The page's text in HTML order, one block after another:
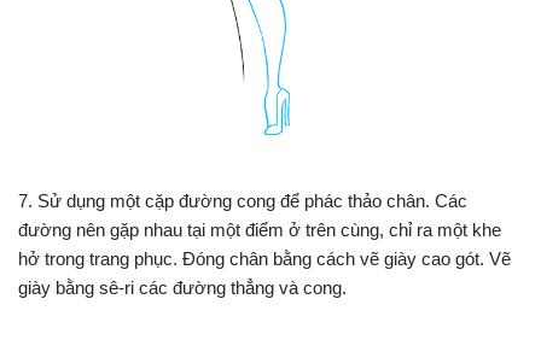
7. Sử dụng một cặp đường cong để phác thảo chân. Các
đường nên gặp nhau tại một điểm ở trên cùng, chỉ ra một khe
hở trong trang phục. Đóng chân bằng cách vẽ giày cao gót. Vẽ
giày bằng sê-ri các đường thẳng và cong.